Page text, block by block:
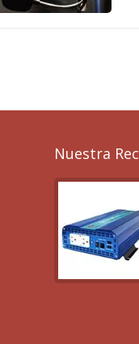
Nuestra